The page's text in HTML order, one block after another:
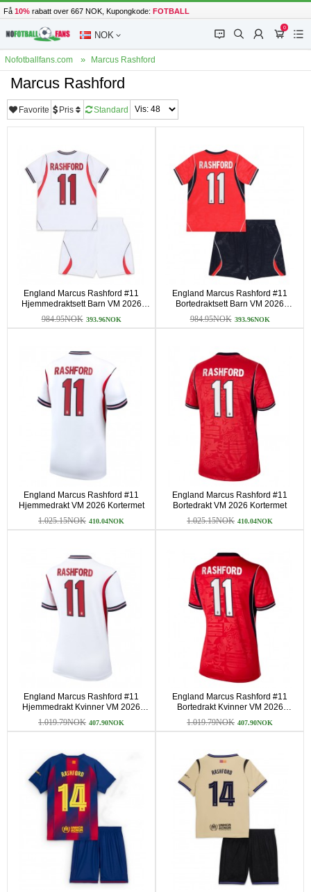
Få 10% rabatt over 667 NOK, Kupongkode: FOTBALL
NOK 󰂱 󰂨 󰃳
0
󰃦 󰃖
Nofotballfans.com Marcus Rashford
Marcus Rashford
Favorite Pris Standard
England Marcus Rashford #11
Hjemmedraktsett Barn VM 2026
Kortermet (+ korte bukser)
984.95NOK 393.96NOK
England Marcus Rashford #11
Bortedraktsett Barn VM 2026
Kortermet (+ korte bukser)
984.95NOK 393.96NOK
England Marcus Rashford #11
Hjemmedrakt VM 2026 Kortermet
1.025.15NOK 410.04NOK
England Marcus Rashford #11
Bortedrakt VM 2026 Kortermet
1.025.15NOK 410.04NOK
England Marcus Rashford #11
Hjemmedrakt Kvinner VM 2026
Kortermet
1.019.79NOK 407.90NOK
England Marcus Rashford #11
Bortedrakt Kvinner VM 2026
Kortermet
1.019.79NOK 407.90NOK